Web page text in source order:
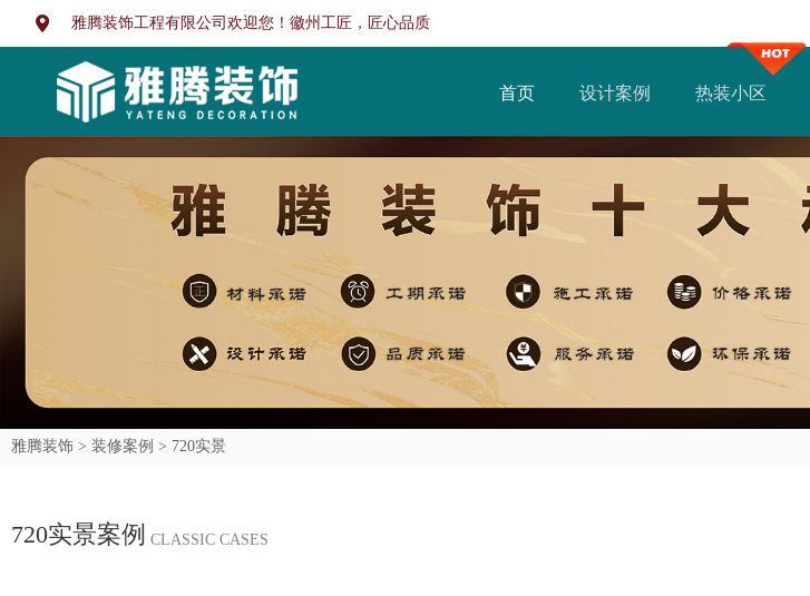
雅腾装饰工程有限公司欢迎您！徽州工匠，匠心品质
首页 设计案例 热装小区
雅腾装饰 > 装修案例 > 720实景
720实景案例 CLASSIC CASES